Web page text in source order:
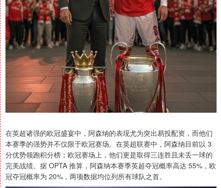
在英超诸强的欧冠盛宴中，阿森纳的表现尤为突出易投配资，而他们
本赛季的强势并不仅限于欧冠赛场。在英超联赛中，阿森纳目前以 3
分优势领跑积分榜；欧冠赛场上，他们更是取得三连胜且未丢一球的
完美战绩。据 OPTA 推算，阿森纳本赛季英超夺冠概率高达 55%，欧
冠夺冠概率为 20%，两项数据均位列所有球队之首。